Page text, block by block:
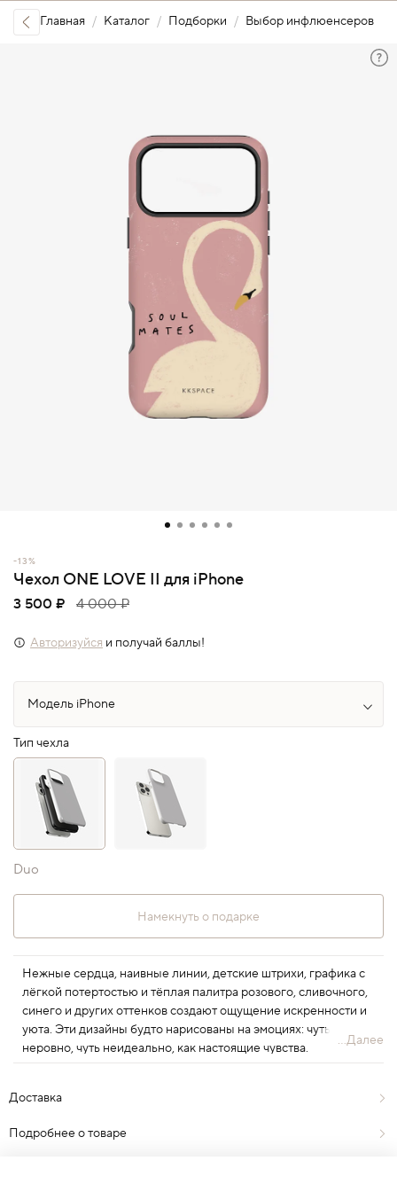
Главная Каталог Подборки Выбор инфлюенсеров
-13%
Чехол ONE LOVE II для iPhone
3 500 ₽ 4 000 ₽
Авторизуйся и получай баллы!
Тип чехла
Duo
Намекнуть о подарке
Нежные сердца, наивные линии, детские штрихи, графика с
лёгкой потертостью и тёплая палитра розового, сливочного,
синего и других оттенков создают ощущение искренности и
уюта. Эти дизайны будто нарисованы на эмоциях: чуть
неровно, чуть неидеально, как настоящие чувства.
SOULMATES – коллекция про любовь, которая all around: в
ежедневных ритуалах. Про тех, с кем ты на одной волне. Про
святого Валентина и всех дней, когда хочется сохранить тепло
...Далее
Доставка
Подробнее о товаре